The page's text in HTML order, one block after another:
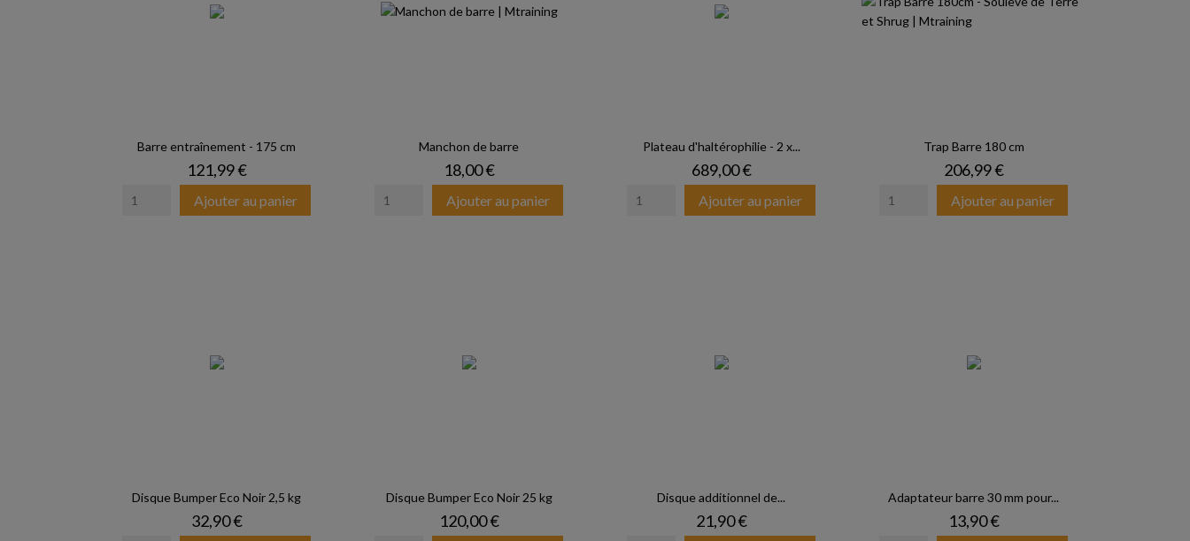
Barre entraînement - 175 cm
Prix
121,99 €
Ajouter au panier
Manchon de barre
Prix
18,00 €
Ajouter au panier
Plateau d'haltérophilie - 2 x...
Prix
689,00 €
Ajouter au panier
Trap Barre 180 cm
Prix
206,99 €
Ajouter au panier
Disque Bumper Eco Noir 2,5 kg
Prix
32,90 €
Disque Bumper Eco Noir 25 kg
Prix
120,00 €
Disque additionnel de...
Prix
21,90 €
Adaptateur barre 30 mm pour...
Prix
13,90 €